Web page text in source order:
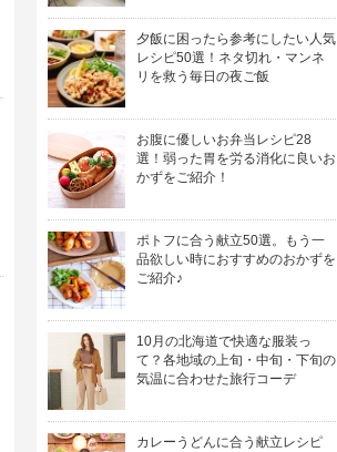
夕飯に困ったら参考にしたい人気
レシピ50選！ネタ切れ・マンネ
リを救う毎日の夜ご飯
お腹に優しいお弁当レシピ28
選！弱った胃を労る消化に良いお
かずをご紹介！
ポトフに合う献立50選。もう一
品欲しい時におすすめのおかずを
ご紹介♪
10月の北海道で快適な服装っ
て？各地域の上旬・中旬・下旬の
気温に合わせた旅行コーデ
カレーうどんに合う献立レシピ